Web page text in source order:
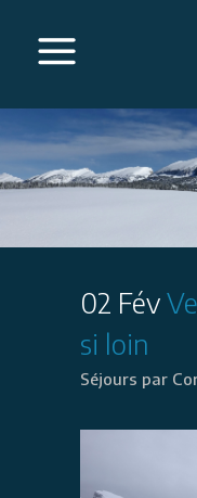
02 Fév
si loin
Séjours par